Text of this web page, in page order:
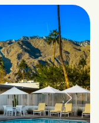
Next